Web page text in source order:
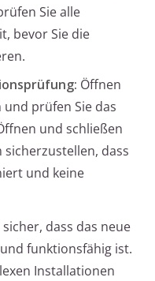
Sie alle
bevor Sie die
Öffnen
prüfen Sie das
und schließen
dass
und keine
dass das neue
funktionsfähig ist.
Installationen